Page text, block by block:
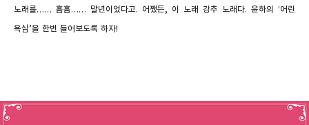
노래를…… 흠흠…… 말년이었다고. 어쨌든, 이 노래 강추 노래다. 윤하의 ‘어린
욕심’을 한번 들어보도록 하자!